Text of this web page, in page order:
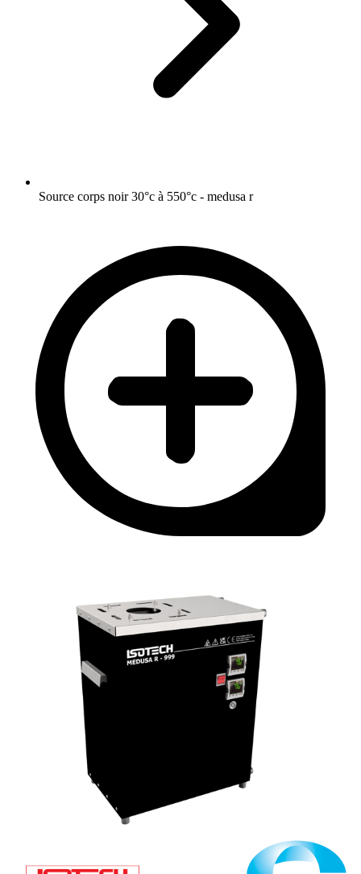
Source corps noir 30°c à 550°c - medusa r